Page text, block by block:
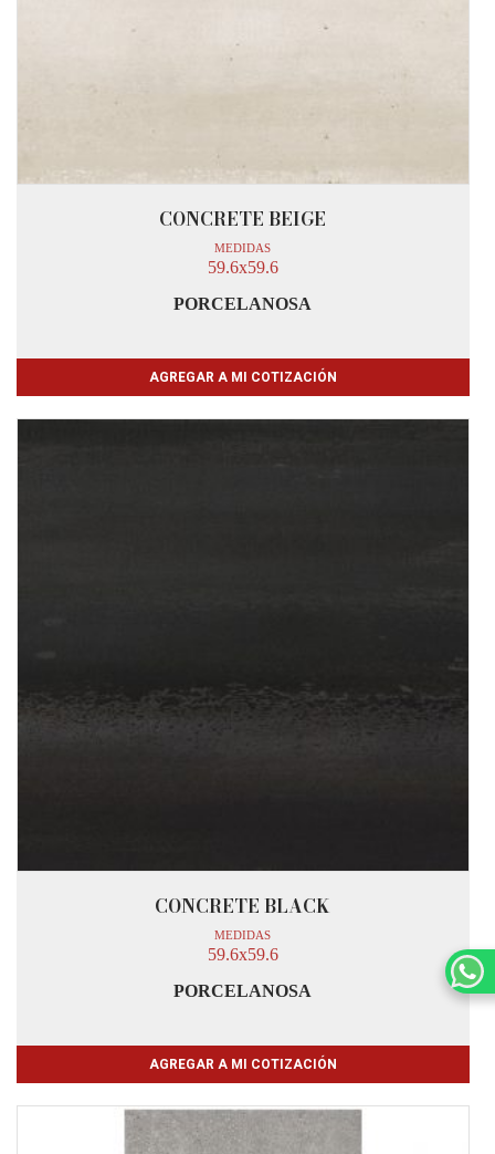
CONCRETE BEIGE
MEDIDAS
59.6x59.6
PORCELANOSA
AGREGAR A MI COTIZACIÓN
CONCRETE BLACK
MEDIDAS
59.6x59.6
PORCELANOSA
AGREGAR A MI COTIZACIÓN